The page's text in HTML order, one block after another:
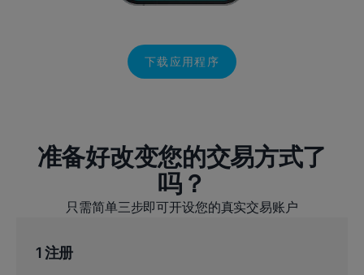
下载应用程序
准备好改变您的交易方式了
吗？
只需简单三步即可开设您的真实交易账户
1 注册